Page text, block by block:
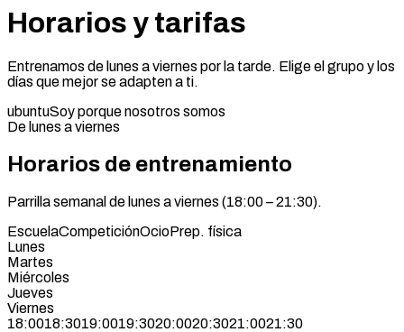
Horarios y tarifas
Entrenamos de lunes a viernes por la tarde. Elige el grupo y los
días que mejor se adapten a ti.
ubuntuSoy porque nosotros somos
De lunes a viernes
Horarios de entrenamiento
Parrilla semanal de lunes a viernes (18:00 – 21:30).
EscuelaCompeticiónOcioPrep. física
Lunes
Martes
Miércoles
Jueves
Viernes
18:0018:3019:0019:3020:0020:3021:0021:30